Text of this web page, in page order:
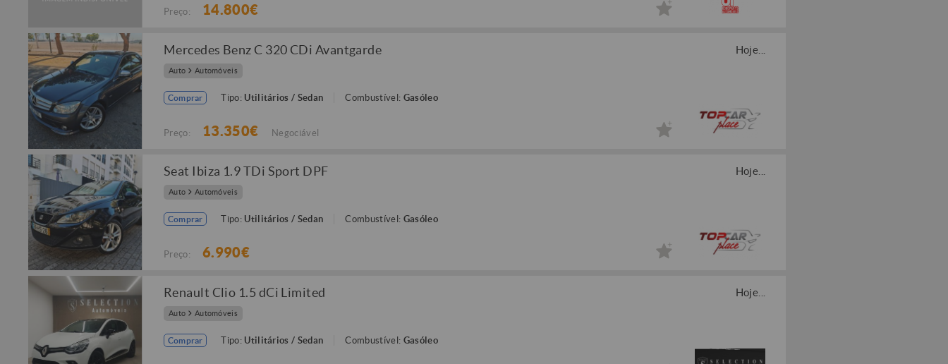
Preço: 14.800€
Mercedes Benz C 320 CDi Avantgarde Hoje...
Auto Automóveis
Comprar Tipo: Utilitários / Sedan Combustível: Gasóleo
Preço: 13.350€ Negociável
Seat Ibiza 1.9 TDi Sport DPF Hoje...
Auto Automóveis
Comprar Tipo: Utilitários / Sedan Combustível: Gasóleo
Preço: 6.990€
Renault Clio 1.5 dCi Limited Hoje...
Auto Automóveis
Comprar Tipo: Utilitários / Sedan Combustível: Gasóleo